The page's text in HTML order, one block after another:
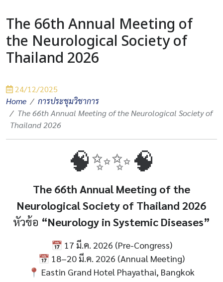
The 66th Annual Meeting of
the Neurological Society of
Thailand 2026
24/12/2025
Home
การประชุมวิชาการ
The 66th Annual Meeting of the Neurological Society of
Thailand 2026
🧠✨✨🧠
The 66th Annual Meeting of the
Neurological Society of Thailand 2026
หัวข้อ “Neurology in Systemic Diseases”
📅 17 มี.ค. 2026 (Pre-Congress)
📅 18–20 มี.ค. 2026 (Annual Meeting)
📍 Eastin Grand Hotel Phayathai, Bangkok